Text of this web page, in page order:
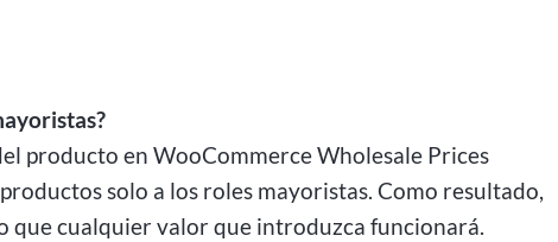
producto en WooCommerce Wholesale Prices
solo a los roles mayoristas. Como resultado,
que cualquier valor que introduzca funcionará.